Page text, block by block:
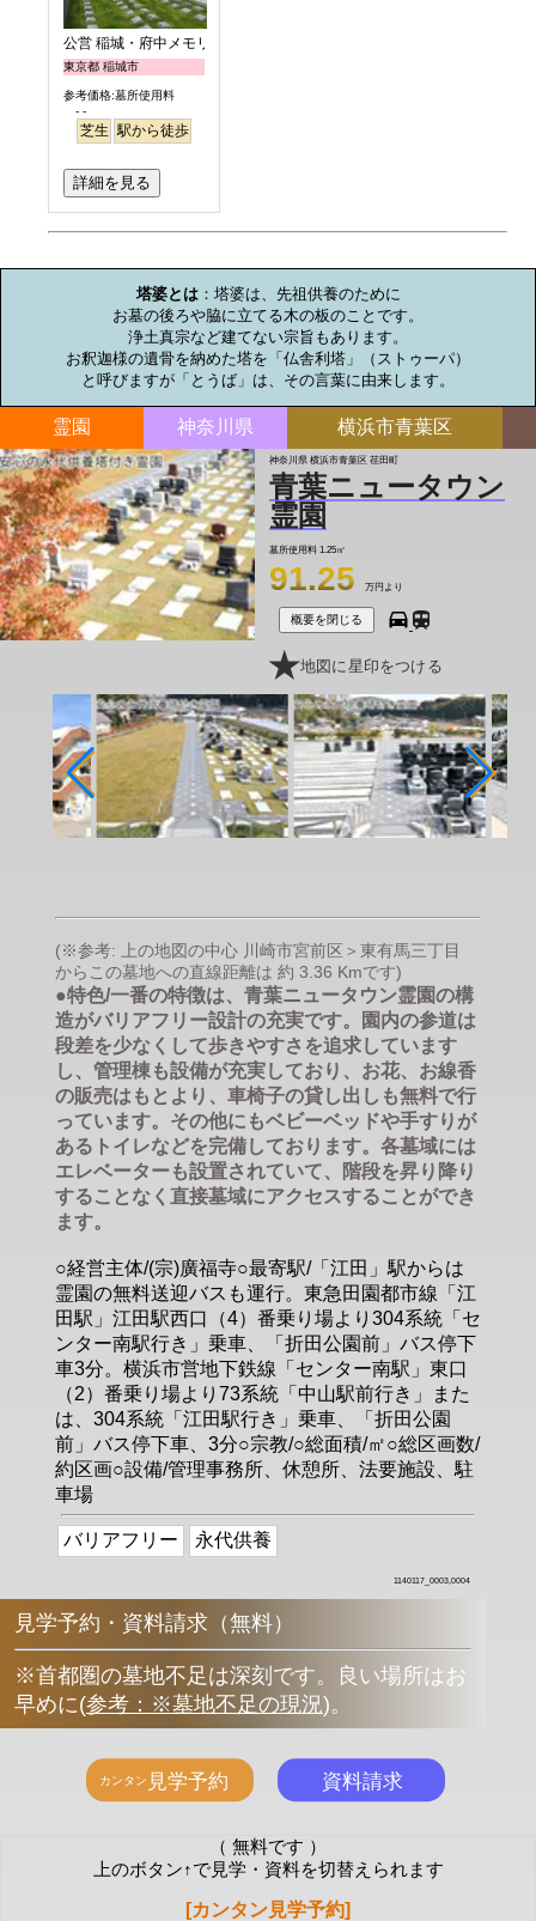
公営 稲城・府中メモリアルパーク
東京都 稲城市
参考価格:墓所使用料
- -
芝生 駅から徒歩
詳細を見る
塔婆とは：塔婆は、先祖供養のために
お墓の後ろや脇に立てる木の板のことです。
浄土真宗など建てない宗旨もあります。
お釈迦様の遺骨を納めた塔を「仏舎利塔」（ストゥーパ）
と呼びますが「とうば」は、その言葉に由来します。
霊園 神奈川県 横浜市青葉区
神奈川県 横浜市青葉区 荏田町
青葉ニュータウン
霊園
墓所使用料 1.25㎡
91.25 万円より
概要を閉じる
地図に星印をつける
(※参考: 上の地図の中心 川崎市宮前区＞東有馬三丁目
からこの墓地への直線距離は 約 3.36 Kmです)
●特色/一番の特徴は、青葉ニュータウン霊園の構
造がバリアフリー設計の充実です。園内の参道は
段差を少なくして歩きやすさを追求しています
し、管理棟も設備が充実しており、お花、お線香
の販売はもとより、車椅子の貸し出しも無料で行
っています。その他にもベビーベッドや手すりが
あるトイレなどを完備しております。各墓域には
エレベーターも設置されていて、階段を昇り降り
することなく直接墓域にアクセスすることができ
ます。
○経営主体/(宗)廣福寺○最寄駅/「江田」駅からは
霊園の無料送迎バスも運行。東急田園都市線「江
田駅」江田駅西口（4）番乗り場より304系統「セ
ンター南駅行き」乗車、「折田公園前」バス停下
車3分。横浜市営地下鉄線「センター南駅」東口
（2）番乗り場より73系統「中山駅前行き」また
は、304系統「江田駅行き」乗車、「折田公園
前」バス停下車、3分○宗教/○総面積/㎡○総区画数/
約区画○設備/管理事務所、休憩所、法要施設、駐
車場
バリアフリー 永代供養
1140117_0003,0004
見学予約・資料請求（無料）
※首都圏の墓地不足は深刻です。良い場所はお
早めに(参考：※墓地不足の現況)。
（ 無料です ）
上のボタン↑で見学・資料を切替えられます
[カンタン見学予約]